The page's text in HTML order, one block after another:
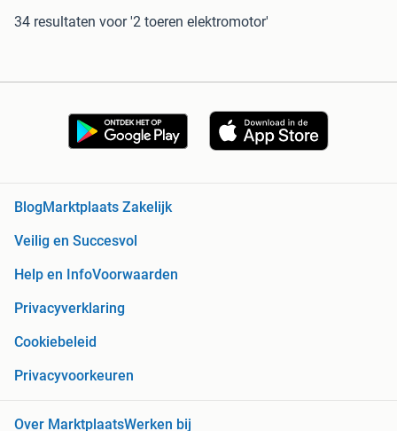
34 resultaten voor '2 toeren elektromotor'
BlogMarktplaats Zakelijk
Veilig en Succesvol
Help en InfoVoorwaarden
Privacyverklaring
Cookiebeleid
Privacyvoorkeuren
Over MarktplaatsWerken bij